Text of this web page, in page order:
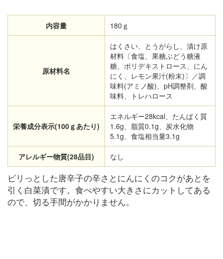
内容量 180ｇ
原材料名
はくさい、とうがらし、漬け原
材料〔食塩、果糖ぶどう糖液
糖、ポリデキストロース、にん
にく、レモン果汁(粉末)〕／調
味料(アミノ酸)、pH調整剤、酸
味料、トレハロース
栄養成分表示(100ｇあたり)
エネルギー28kcal、たんぱく質
1.6g、脂質0.1g、炭水化物
5.1g、食塩相当量3.1g
アレルギー物質(28品目) なし
ピリっとした唐辛子の辛さとにんにくのコクがあとを
引く白菜漬です。食べやすい大きさにカットしてある
ので、切る手間がかかりません。